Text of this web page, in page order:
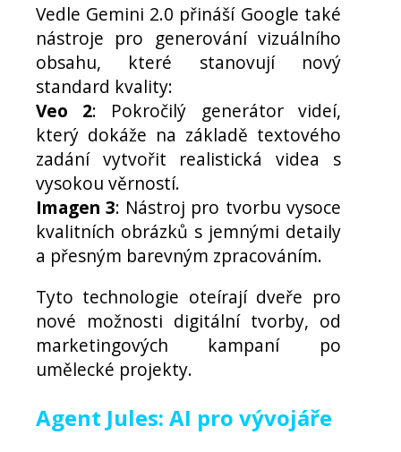
Vedle Gemini 2.0 přináší Google také
nástroje pro generování vizuálního
obsahu, které stanovují nový
standard kvality:
Veo 2: Pokročilý generátor videí,
který dokáže na základě textového
zadání vytvořit realistická videa s
vysokou věrností.
Imagen 3: Nástroj pro tvorbu vysoce
kvalitních obrázků s jemnými detaily
a přesným barevným zpracováním.
Tyto technologie oteírají dveře pro
nové možnosti digitální tvorby, od
marketingových kampaní po
umělecké projekty.
Agent Jules: AI pro vývojáře